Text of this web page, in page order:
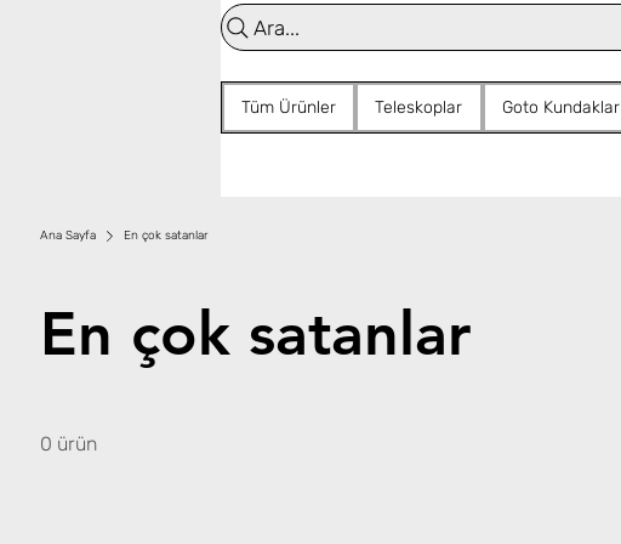
Ara...
Tüm Ürünler Teleskoplar Goto Kundaklar
Ana Sayfa En çok satanlar
En çok satanlar
0 ürün